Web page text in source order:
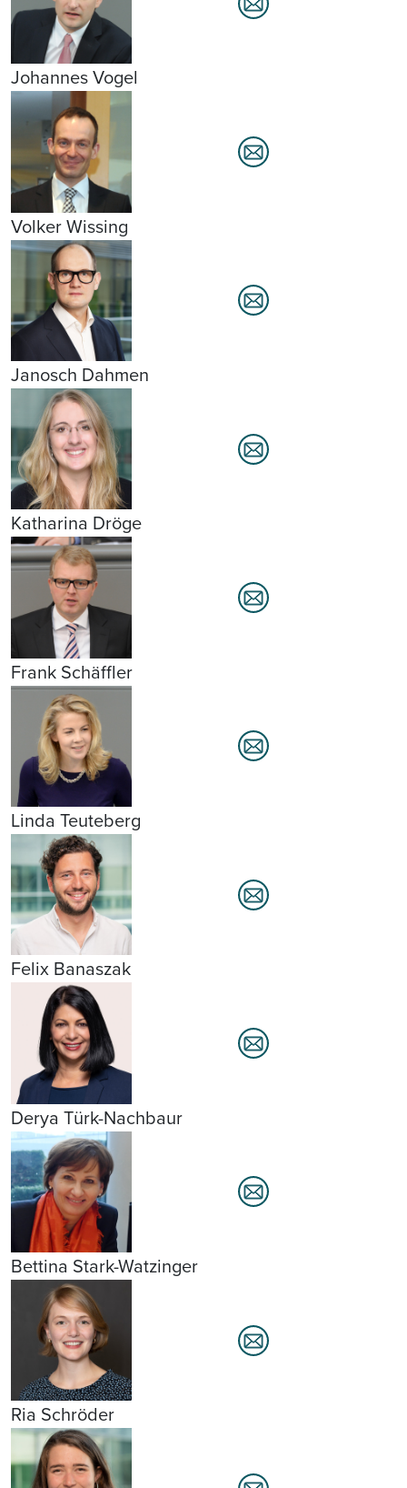
Johannes Vogel
Volker Wissing
Janosch Dahmen
Katharina Dröge
Frank Schäffler
Linda Teuteberg
Felix Banaszak
Derya Türk-Nachbaur
Bettina Stark-Watzinger
Ria Schröder